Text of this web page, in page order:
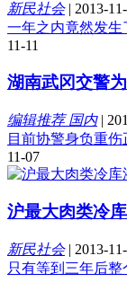
新民社会| 2013-
一年之内竟然发生
11-11
湖南武冈交警
编辑推荐 国内|
目前协警身负重伤
11-07
沪最大肉类冷
新民社会| 2013-
只有等到三年后整